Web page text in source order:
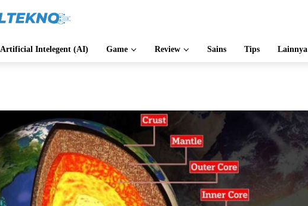
Artificial Intelegent (AI) Game Review Sains Tips Lainnya